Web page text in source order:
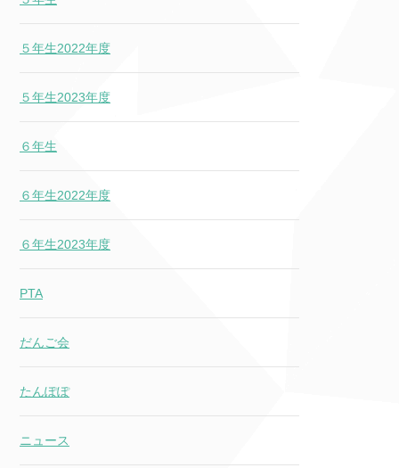
５年生2022年度
５年生2023年度
６年生
６年生2022年度
６年生2023年度
PTA
だんご会
たんぽぽ
ニュース